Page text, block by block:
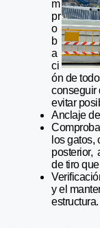
m
pr
o
b
a
ci
ón de
conseguir
evitar
Anclaje
los gatos,
posterior,
de tiro
y el
estructura.